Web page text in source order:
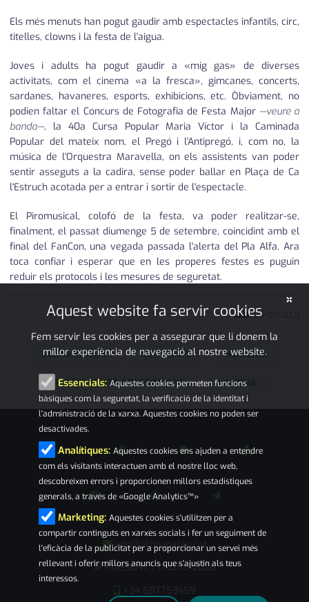
Els més menuts han pogut gaudir amb espectacles infantils, circ,
titelles, clowns i la festa de l'aigua.
Joves i adults ha pogut gaudir a «mig gas» de diverses
activitats, com el cinema «a la fresca», gimcanes, concerts,
sardanes, havaneres, esports, exhibicions, etc. Òbviament, no
podien faltar el Concurs de Fotografia de Festa Major —veure a
banda—, la 40a Cursa Popular Maria Víctor i la Caminada
Popular del mateix nom, el Pregó i l'Antipregó, i, com no, la
música de l'Orquestra Maravella, on els assistents van poder
sentir asseguts a la cadira, sense poder ballar en Plaça de Ca
l'Estruch acotada per a entrar i sortir de l'espectacle.
El Piromusical, colofó de la festa, va poder realitzar-se,
finalment, el passat diumenge 5 de setembre, coincidint amb el
final del FanCon, una vegada passada l'alerta del Pla Alfa. Ara
toca confiar i esperar que en les properes festes es puguin
reduir els protocols i les mesures de seguretat.
JMP06
FESTA MAJOR ACTIVITATS NOTÍCIES
PALAU-SOLITÀ I PLEGAMANS L'ALZINA
info@alzinapalau.cat
JPS DISSENY|© 2019-2026
×
Aquest website fa servir cookies
Fem servir les cookies per a assegurar que li donem la
millor experiència de navegació al nostre website.
Essencials: Aquestes cookies permeten funcions
bàsiques com la seguretat, la verificació de la identitat i
l'administració de la xarxa. Aquestes cookies no poden ser
desactivades.
Analítiques: Aquestes cookies ens ajuden a entendre
com els visitants interactuen amb el nostre lloc web,
descobreixen errors i proporcionen millors estadístiques
generals, a través de «Google Analytics™»
Marketing: Aquestes cookies s'utilitzen per a
compartir continguts en xarxes socials i fer un seguiment de
l'eficàcia de la publicitat per a proporcionar un servei més
rellevant i oferir millors anuncis que s'ajustin als teus
interessos.